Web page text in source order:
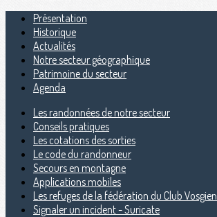
Présentation
Historique
Actualités
Notre secteur géographique
Patrimoine du secteur
Agenda
Les randonnées de notre secteur
Conseils pratiques
Les cotations des sorties
Le code du randonneur
Secours en montagne
Applications mobiles
Les refuges de la fédération du Club Vosgien
Signaler un incident - Suricate